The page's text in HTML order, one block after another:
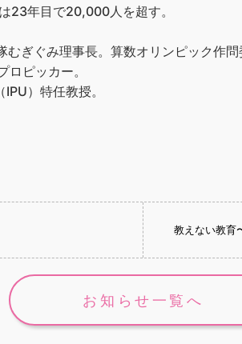
23年目で20,000人を超す。
ぎぐみ理事長。算数オリンピック作問
ピッカー。
）特任教授。
教えない教育
お知らせ一覧へ